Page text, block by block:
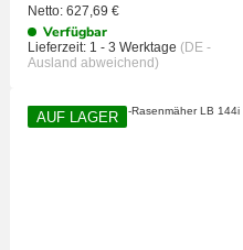
Netto: 627,69 €
Verfügbar
Lieferzeit: 1 - 3 Werktage (DE -
Ausland abweichend)
AUF LAGER